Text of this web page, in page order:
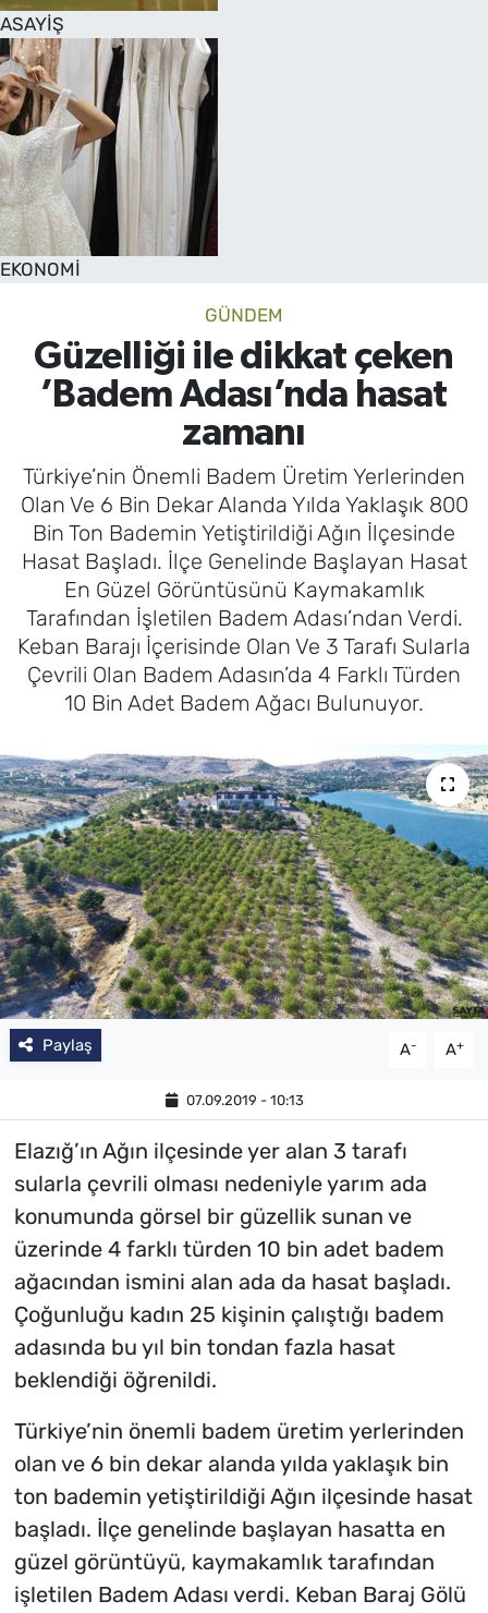
ASAYİŞ
EKONOMİ
GÜNDEM
Güzelliği ile dikkat çeken
’Badem Adası’nda hasat
zamanı
Türkiye’nin Önemli Badem Üretim Yerlerinden
Olan Ve 6 Bin Dekar Alanda Yılda Yaklaşık 800
Bin Ton Bademin Yetiştirildiği Ağın İlçesinde
Hasat Başladı. İlçe Genelinde Başlayan Hasat
En Güzel Görüntüsünü Kaymakamlık
Tarafından İşletilen Badem Adası’ndan Verdi.
Keban Barajı İçerisinde Olan Ve 3 Tarafı Sularla
Çevrili Olan Badem Adasın’da 4 Farklı Türden
10 Bin Adet Badem Ağacı Bulunuyor.
Paylaş A- A+
07.09.2019 - 10:13
Elazığ’ın Ağın ilçesinde yer alan 3 tarafı
sularla çevrili olması nedeniyle yarım ada
konumunda görsel bir güzellik sunan ve
üzerinde 4 farklı türden 10 bin adet badem
ağacından ismini alan ada da hasat başladı.
Çoğunluğu kadın 25 kişinin çalıştığı badem
adasında bu yıl bin tondan fazla hasat
beklendiği öğrenildi.
Türkiye’nin önemli badem üretim yerlerinden
olan ve 6 bin dekar alanda yılda yaklaşık bin
ton bademin yetiştirildiği Ağın ilçesinde hasat
başladı. İlçe genelinde başlayan hasatta en
güzel görüntüyü, kaymakamlık tarafından
işletilen Badem Adası verdi. Keban Baraj Gölü